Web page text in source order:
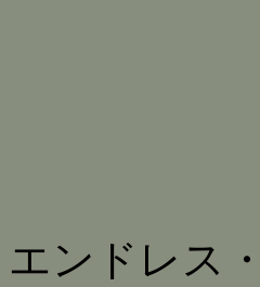
エンドレス